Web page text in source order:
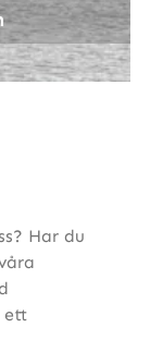
Har du
ett